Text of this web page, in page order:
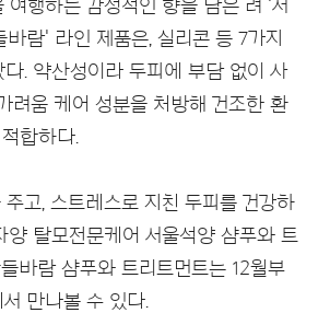
여행하는 감성적인 향을 담은 려 '서
람' 라인 제품은, 실리콘 등 7가지
. 약산성이라 두피에 부담 없이 사
려움 케어 성분을 처방해 건조한 환
합하다.
고, 스트레스로 지친 두피를 건강하
양 탈모전문케어 서울석양 샴푸와 트
바람 샴푸와 트리트먼트는 12월부
만나볼 수 있다.